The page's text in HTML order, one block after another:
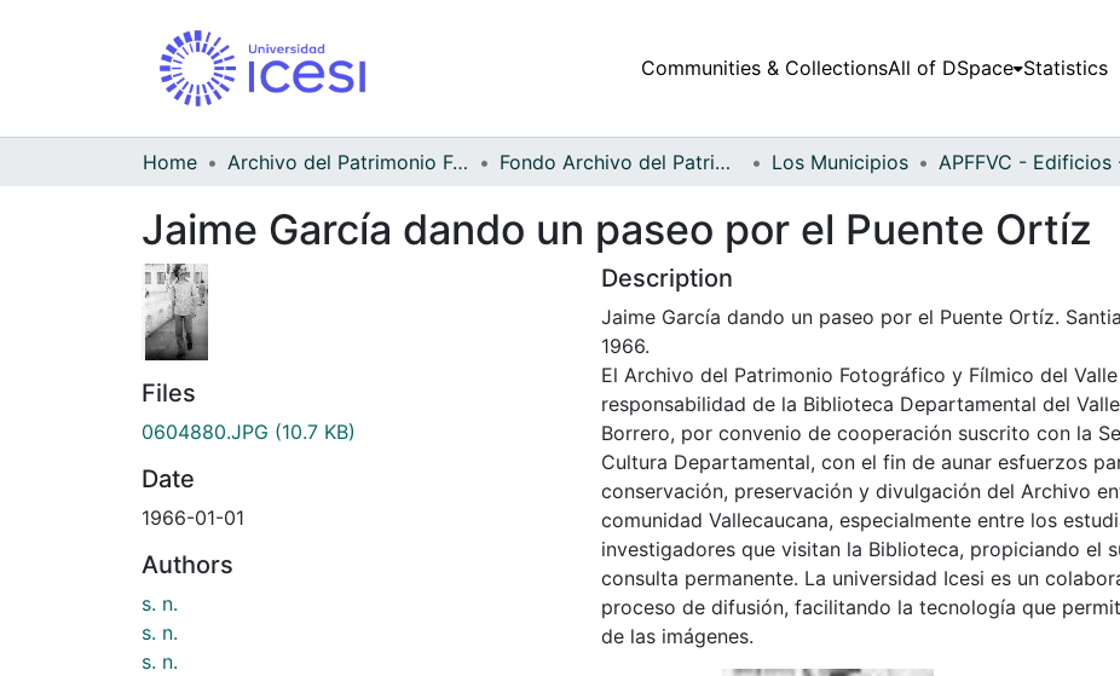
Communities & CollectionsAll of DSpace Statistics
Home Archivo del Patrimonio Fotográfico y Fílmico del Valle del Cauca Fondo Archivo del Patrimonio Fotográfico y Fílmico del Valle del Cauca Los Municipios
Jaime García dando un paseo por el Puente Ortíz
Files
0604880.JPG (10.7 KB)
Date
1966-01-01
Authors
s. n.
s. n.
s. n.
Description
Jaime García dando un paseo por el Puente Ortíz.
1966.
El Archivo del Patrimonio Fotográfico y Fílmico del
responsabilidad de la Biblioteca Departamental del
Borrero, por convenio de cooperación suscrito con la
Cultura Departamental, con el fin de aunar esfuerzos
conservación, preservación y divulgación del Archivo
comunidad Vallecaucana, especialmente entre los
investigadores que visitan la Biblioteca, propiciando el
consulta permanente. La universidad Icesi es un
proceso de difusión, facilitando la tecnología que
de las imágenes.